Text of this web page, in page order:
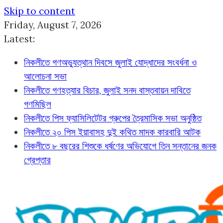
Skip to content
Friday, August 7, 2026
Latest:
নিকলীতে গণঅভ্যুত্থান দিবসে জুলাই যোদ্ধাদের সংবর্ধনা ও
আলোচনা সভা
নিকলীতে গণহত্যার বিচার, জুলাই সনদ বাস্তবায়ন দাবিতে
গণমিছিল
নিকলীতে পিস ফ্যাসিলিটেটর গ্রুপের ত্রৈমাসিক সভা অনুষ্ঠিত
নিকলীতে ২০ পিস ইয়াবাসহ দুই কথিত মাদক কারবারি আটক
নিকলীতে ৮ বছরের শিশুকে ধর্ষণের অভিযোগে তিন সন্তানের জনক
গ্রেপ্তার